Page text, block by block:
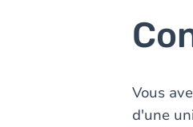
Vous
d'une